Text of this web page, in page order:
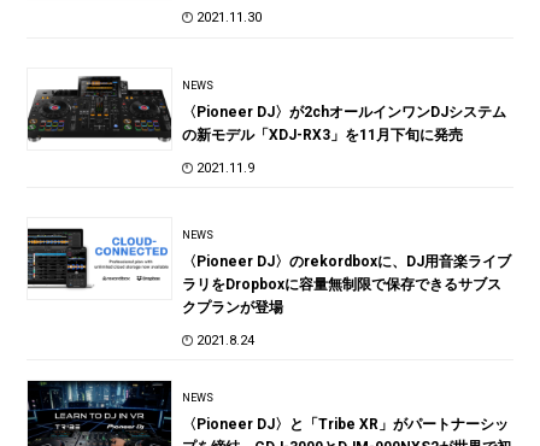
2021.11.30
NEWS
〈Pioneer DJ〉が2chオールインワンDJシステム
の新モデル「XDJ-RX3」を11月下旬に発売
2021.11.9
NEWS
〈Pioneer DJ〉のrekordboxに、DJ用音楽ライブ
ラリをDropboxに容量無制限で保存できるサブス
クプランが登場
2021.8.24
NEWS
〈Pioneer DJ〉と「Tribe XR」がパートナーシッ